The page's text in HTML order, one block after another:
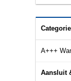
A+++
Aansluit